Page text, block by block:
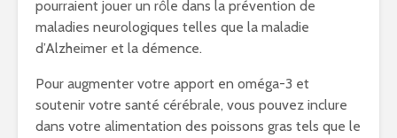
pourraient jouer un rôle dans la prévention de
maladies neurologiques telles que la maladie
d’Alzheimer et la démence.
Pour augmenter votre apport en oméga-3 et
soutenir votre santé cérébrale, vous pouvez inclure
dans votre alimentation des poissons gras tels que le